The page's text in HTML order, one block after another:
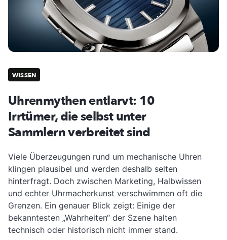
WISSEN
Uhrenmythen entlarvt: 10
Irrtümer, die selbst unter
Sammlern verbreitet sind
Viele Überzeugungen rund um mechanische Uhren
klingen plausibel und werden deshalb selten
hinterfragt. Doch zwischen Marketing, Halbwissen
und echter Uhrmacherkunst verschwimmen oft die
Grenzen. Ein genauer Blick zeigt: Einige der
bekanntesten „Wahrheiten“ der Szene halten
technisch oder historisch nicht immer stand.